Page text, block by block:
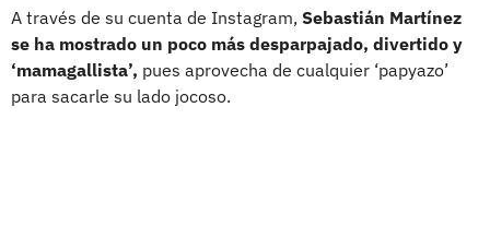
A través de su cuenta de Instagram, Sebastián Martínez
se ha mostrado un poco más desparpajado, divertido y
‘mamagallista’, pues aprovecha de cualquier ‘papyazo’
para sacarle su lado jocoso.